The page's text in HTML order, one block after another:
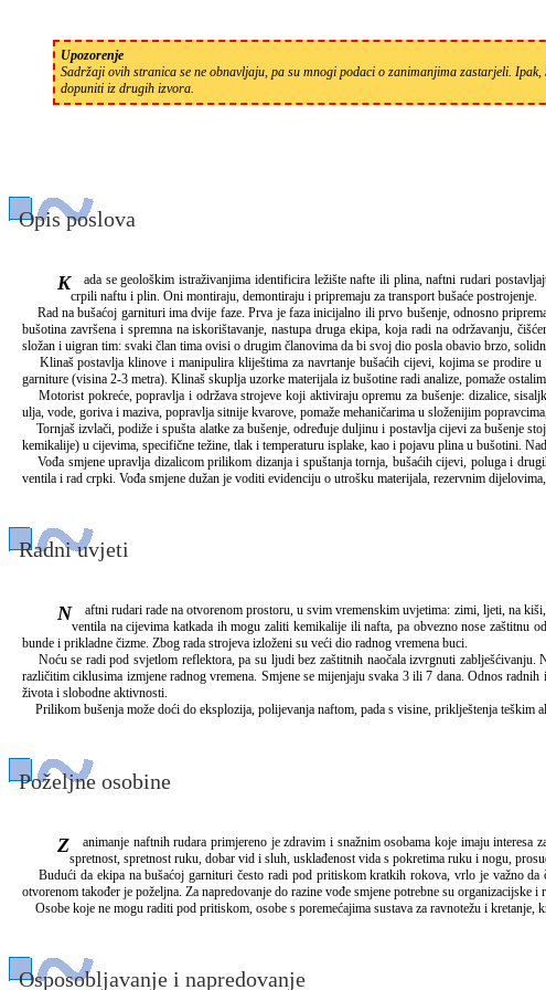
Upozorenje
Sadržaji ovih stranica se ne obnavljaju, pa su mnogi podaci o zanimanjima zastarjeli.
dopuniti iz drugih izvora.
Opis poslova
Kada se geološkim istraživanjima identificira ležište nafte ili plina, naftni rudari postavljaju bušaće garniture na naftna polja te posebnom opremom i alatima buše unutrašnjost zemlje kako bi došli do izvora i
crpili naftu i plin. Oni montiraju, demontiraju i pripremaju za transport bušaće postrojenje.
Rad na bušaćoj garnituri ima dvije faze. Prva je faza inicijalno ili prvo bušenje, odnosno
bušotina završena i spremna na iskorištavanje, nastupa druga ekipa, koja radi na održavanju,
složan i uigran tim: svaki član tima ovisi o drugim članovima da bi svoj dio posla obavio brzo,
Klinaš postavlja klinove i manipulira kliještima za navrtanje bušaćih cijevi, kojima se prodire
garniture (visina 2-3 metra). Klinaš skuplja uzorke materijala iz bušotine radi analize, pomaže
Motorist pokreće, popravlja i održava strojeve koji aktiviraju opremu za bušenje: dizalice,
ulja, vode, goriva i maziva, popravlja sitnije kvarove, pomaže mehaničarima u složenijim
Tornjaš izvlači, podiže i spušta alatke za bušenje, određuje duljinu i postavlja cijevi za bušenje
kemikalije) u cijevima, specifične težine, tlak i temperaturu isplake, kao i pojavu plina u bušotini.
Vođa smjene upravlja dizalicom prilikom dizanja i spuštanja tornja, bušaćih cijevi, poluga i
ventila i rad crpki. Vođa smjene dužan je voditi evidenciju o utrošku materijala, rezervnim
Radni uvjeti
Naftni rudari rade na otvorenom prostoru, u svim vremenskim uvjetima: zimi, ljeti, na kiši, snijegu, po vrućini ili hladnoći. Na naftnim bušotinama zrak je onečišćen zbog isparavanja nafte, pa su zbog toga obvezni nositi zaštitne maske. Prilikom otvaranja ili zatvaranja
ventila na cijevima katkada ih mogu zaliti kemikalije ili nafta, pa obvezno nose zaštitnu
bunde i prikladne čizme. Zbog rada strojeva izloženi su veći dio radnog vremena buci.
Noću se radi pod svjetlom reflektora, pa su ljudi bez zaštitnih naočala izvrgnuti zablješćivanju.
različitim ciklusima izmjene radnog vremena. Smjene se mijenjaju svaka 3 ili 7 dana. Odnos
života i slobodne aktivnosti.
Prilikom bušenja može doći do eksplozija, polijevanja naftom, pada s visine, priklještenja teškim
Poželjne osobine
Zanimanje naftnih rudara primjereno je zdravim i snažnim osobama koje imaju interesa za strojeve, mehaniku i manipuliranje alatima. U pravilu se ovim zanimanjem bave muškarci. Za uspjeh u zanimanju važne su slijedeće osobine: brzina reagiranja, opća tjelesna
spretnost, spretnost ruku, dobar vid i sluh, usklađenost vida s pokretima ruku i nogu,
Budući da ekipa na bušaćoj garnituri često radi pod pritiskom kratkih rokova, vrlo je važno
otvorenom također je poželjna. Za napredovanje do razine vođe smjene potrebne su organizacijske
Osobe koje ne mogu raditi pod pritiskom, osobe s poremećajima sustava za ravnotežu i
Osposobljavanje i napredovanje